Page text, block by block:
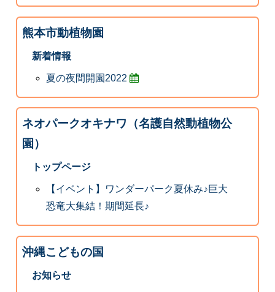
熊本市動植物園
新着情報
夏の夜間開園2022
ネオパークオキナワ（名護自然動植物公
園）
トップページ
【イベント】ワンダーパーク夏休み♪巨大
恐竜大集結！期間延長♪
沖縄こどもの国
お知らせ